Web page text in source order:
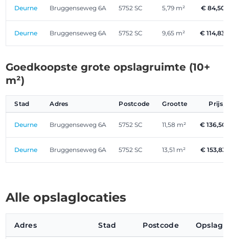
Deurne Bruggenseweg 6A 5752 SC 5,79 m² € 84,50
Deurne Bruggenseweg 6A 5752 SC 9,65 m² € 114,83
Goedkoopste grote opslagruimte (10+
m²)
Stad Adres Postcode Grootte Prijs/
Deurne Bruggenseweg 6A 5752 SC 11,58 m² € 136,50
Deurne Bruggenseweg 6A 5752 SC 13,51 m² € 153,83
Alle opslaglocaties
Adres Stad Postcode